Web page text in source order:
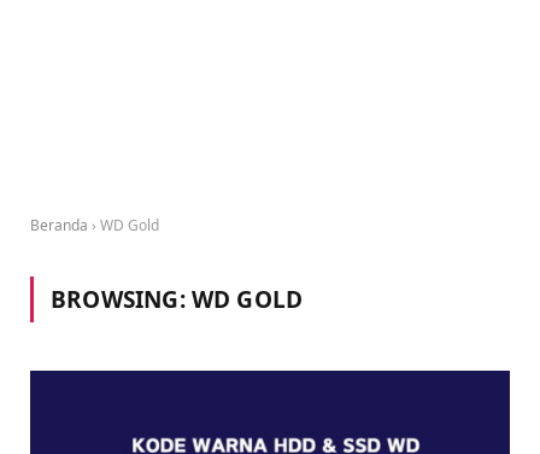
Beranda › WD Gold
BROWSING:WD GOLD